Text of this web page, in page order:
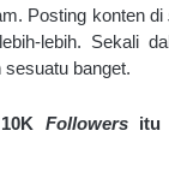
Posting konten di
lebih. Sekali
sesuatu banget.
Followers itu